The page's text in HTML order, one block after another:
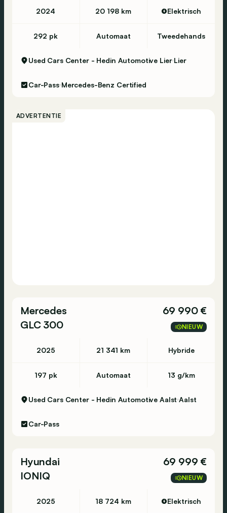
Nombre de places assises: 5
Environnement
Classe d'émission: Euro 6e
Autres informations
2024 20 198 km Elektrisch
292 pk Automaat Tweedehands
Used Cars Center - Hedin Automotive Lier Lier
Car-Pass Mercedes-Benz Certified
ADVERTENTIE
Mercedes
GLC 300
69 990 €
NIEUW
2025 21 341 km Hybride
197 pk Automaat 13 g/km
Used Cars Center - Hedin Automotive Aalst Aalst
Car-Pass
Hyundai
IONIQ
69 999 €
NIEUW
2025 18 724 km Elektrisch